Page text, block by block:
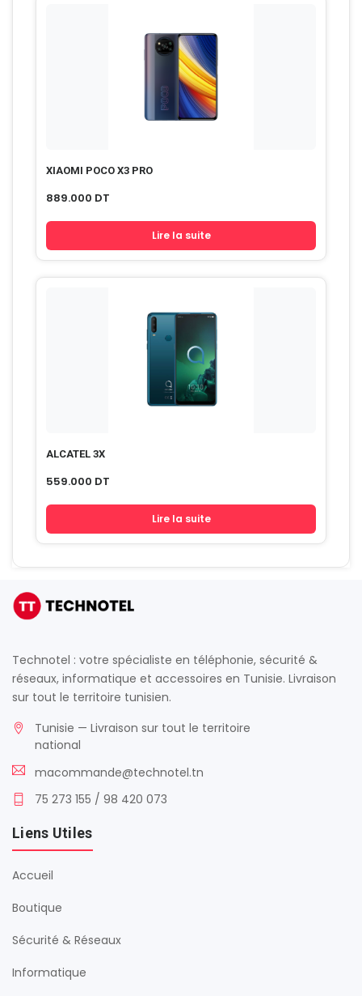
XIAOMI POCO X3 PRO
889.000 DT
Lire la suite
ALCATEL 3X
559.000 DT
Lire la suite
Technotel : votre spécialiste en téléphonie, sécurité &
réseaux, informatique et accessoires en Tunisie. Livraison
sur tout le territoire tunisien.
Tunisie — Livraison sur tout le territoire
national
macommande@technotel.tn
75 273 155 / 98 420 073
Liens Utiles
Accueil
Boutique
Sécurité & Réseaux
Informatique